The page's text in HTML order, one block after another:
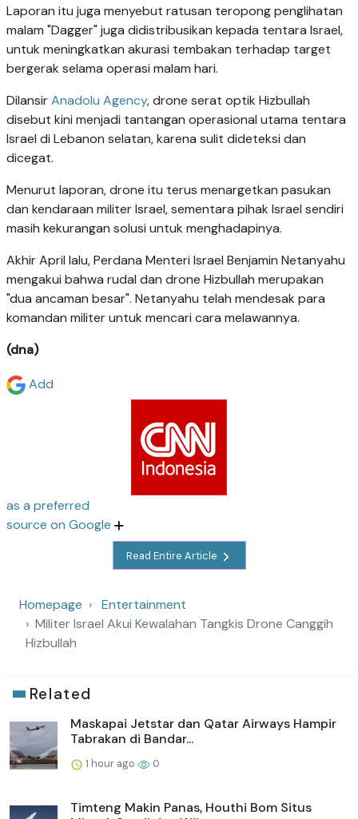
Laporan itu juga menyebut ratusan teropong penglihatan
malam "Dagger" juga didistribusikan kepada tentara Israel,
untuk meningkatkan akurasi tembakan terhadap target
bergerak selama operasi malam hari.
DilansirAnadolu Agency, drone serat optik Hizbullah
disebut kini menjadi tantangan operasional utama tentara
Israel di Lebanon selatan, karena sulit dideteksi dan
dicegat.
Menurut laporan, drone itu terus menargetkan pasukan
dan kendaraan militer Israel, sementara pihak Israel sendiri
masih kekurangan solusi untuk menghadapinya.
Akhir April lalu, Perdana Menteri Israel Benjamin Netanyahu
mengakui bahwa rudal dan drone Hizbullah merupakan
"dua ancaman besar". Netanyahu telah mendesak para
komandan militer untuk mencari cara melawannya.
(dna)
Add
as a preferred
source on Google
Read Entire Article
Homepage
Entertainment
Militer Israel Akui Kewalahan Tangkis Drone Canggih
Hizbullah
Related
Maskapai Jetstar dan Qatar Airways Hampir
Tabrakan di Bandar...
1 hour ago 0
Timteng Makin Panas, Houthi Bom Situs